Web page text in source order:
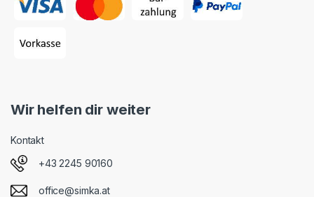
Wir helfen dir weiter
Kontakt
+43 2245 90160
office@simka.at